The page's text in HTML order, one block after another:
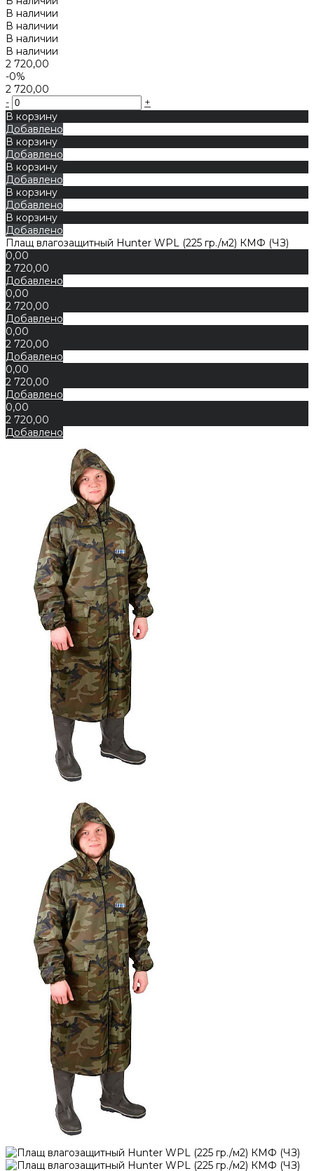
В наличии
В наличии
В наличии
В наличии
2 720,00
-0%
2 720,00
-
+
В корзину
Добавлено
В корзину
Добавлено
В корзину
Добавлено
В корзину
Добавлено
В корзину
Добавлено
Плащ влагозащитный Hunter WPL (225 гр./м2) КМФ (ЧЗ)
0,00
2 720,00
Добавлено
0,00
2 720,00
Добавлено
0,00
2 720,00
Добавлено
0,00
2 720,00
Добавлено
0,00
2 720,00
Добавлено